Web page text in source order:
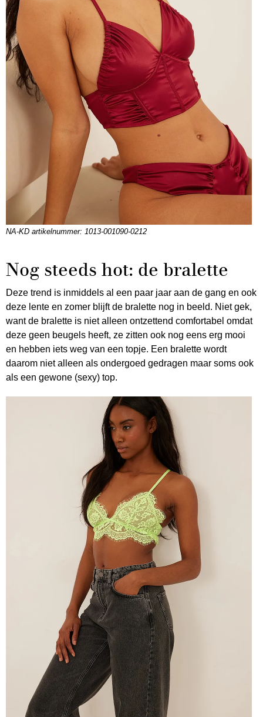
NA-KD artikelnummer: 1013-001090-0212
Nog steeds hot: de bralette
Deze trend is inmiddels al een paar jaar aan de gang en ook
deze lente en zomer blijft de bralette nog in beeld. Niet gek,
want de bralette is niet alleen ontzettend comfortabel omdat
deze geen beugels heeft, ze zitten ook nog eens erg mooi
en hebben iets weg van een topje. Een bralette wordt
daarom niet alleen als ondergoed gedragen maar soms ook
als een gewone (sexy) top.